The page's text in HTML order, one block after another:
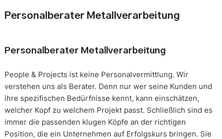
Personalberater Metallverarbeitung
Personalberater Metallverarbeitung
People & Projects ist keine Personalvermittlung. Wir
verstehen uns als Berater. Denn nur wer seine Kunden und
ihre spezifischen Bedürfnisse kennt, kann einschätzen,
welcher Kopf zu welchem Projekt passt. Schließlich sind es
immer die passenden klugen Köpfe an der richtigen
Position, die ein Unternehmen auf Erfolgskurs bringen. Sie